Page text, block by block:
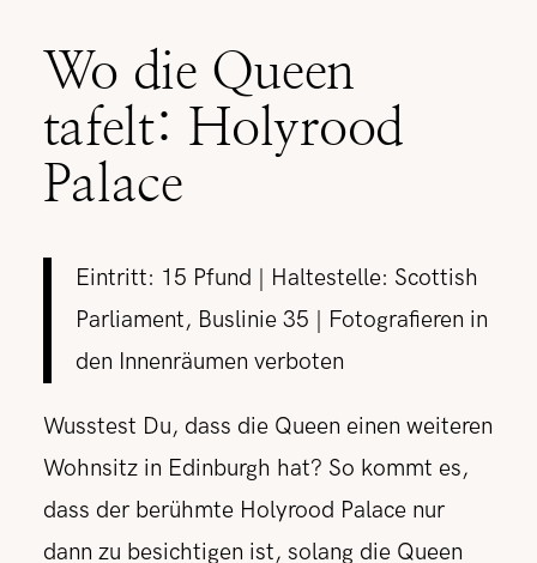
Wo die Queen
tafelt: Holyrood
Palace
Eintritt: 15 Pfund | Haltestelle: Scottish
Parliament, Buslinie 35 | Fotografieren in
den Innenräumen verboten
Wusstest Du, dass die Queen einen weiteren
Wohnsitz in Edinburgh hat? So kommt es,
dass der berühmte Holyrood Palace nur
dann zu besichtigen ist, solang die Queen